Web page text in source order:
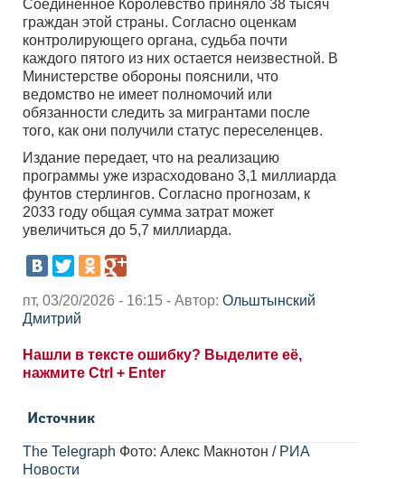
Соединенное Королевство приняло 38 тысяч
граждан этой страны. Согласно оценкам
контролирующего органа, судьба почти
каждого пятого из них остается неизвестной. В
Министерстве обороны пояснили, что
ведомство не имеет полномочий или
обязанности следить за мигрантами после
того, как они получили статус переселенцев.
Издание передает, что на реализацию
программы уже израсходовано 3,1 миллиарда
фунтов стерлингов. Согласно прогнозам, к
2033 году общая сумма затрат может
увеличиться до 5,7 миллиарда.
пт, 03/20/2026 - 16:15 - Автор: Ольштынский
Дмитрий
Нашли в тексте ошибку? Выделите её,
нажмите Ctrl + Enter
Источник
The Telegraph Фото: Алекс Макнотон / РИА
Новости